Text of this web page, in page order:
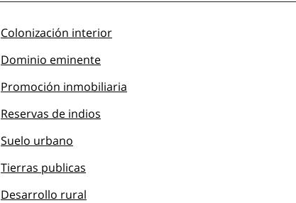
Colonización interior
Dominio eminente
Promoción inmobiliaria
Reservas de indios
Suelo urbano
Tierras publicas
Desarrollo rural